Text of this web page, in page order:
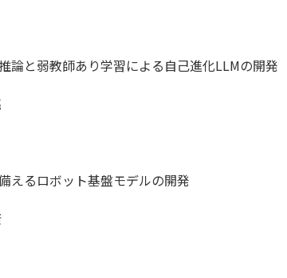
論と弱教師あり学習による自己進化LLMの開発
えるロボット基盤モデルの開発